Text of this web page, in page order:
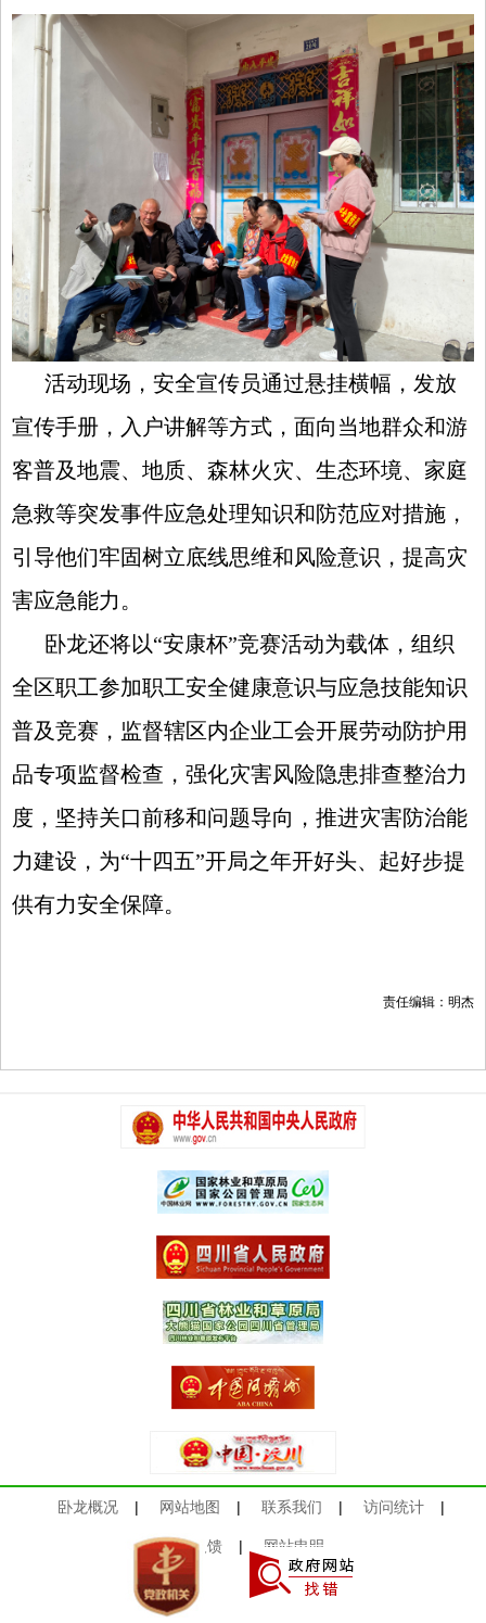
活动现场，安全宣传员通过悬挂横幅，发放
宣传手册，入户讲解等方式，面向当地群众和游
客普及地震、地质、森林火灾、生态环境、家庭
急救等突发事件应急处理知识和防范应对措施，
引导他们牢固树立底线思维和风险意识，提高灾
害应急能力。
卧龙还将以“安康杯”竞赛活动为载体，组织
全区职工参加职工安全健康意识与应急技能知识
普及竞赛，监督辖区内企业工会开展劳动防护用
品专项监督检查，强化灾害风险隐患排查整治力
度，坚持关口前移和问题导向，推进灾害防治能
力建设，为“十四五”开局之年开好头、起好步提
供有力安全保障。
责任编辑：明杰
卧龙概况 | 网站地图 | 联系我们 | 访问统计 |
意见反馈 | 网站申明